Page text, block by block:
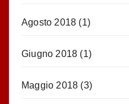
Agosto 2018 (1)
Giugno 2018 (1)
Maggio 2018 (3)